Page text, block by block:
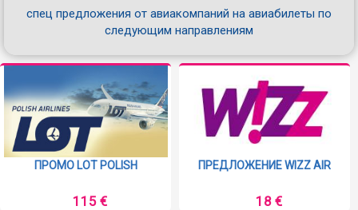
спец предложения от авиакомпаний на авиабилеты по
следующим направлениям
ПРОМО LOT POLISH
115 €
ПРЕДЛОЖЕНИЕ WIZZ AIR
18 €